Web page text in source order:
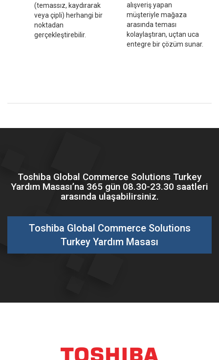
(temassız, kaydırarak
veya çipli) herhangi bir
noktadan
gerçekleştirebilir.
alışveriş yapan
müşteriyle mağaza
arasında teması
kolaylaştıran, uçtan uca
entegre bir çözüm sunar.
Toshiba Global Commerce Solutions Turkey
Yardım Masası’na 365 gün 08.30-23.30 saatleri
arasında ulaşabilirsiniz.
Toshiba Global Commerce Solutions
Turkey Yardım Masası